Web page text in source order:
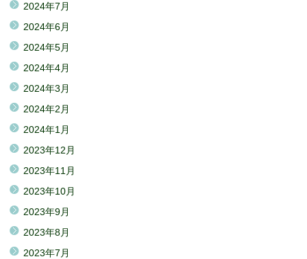
2024年7月
2024年6月
2024年5月
2024年4月
2024年3月
2024年2月
2024年1月
2023年12月
2023年11月
2023年10月
2023年9月
2023年8月
2023年7月